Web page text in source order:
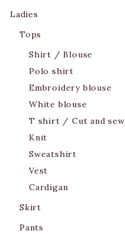
Ladies
Tops
Shirt / Blouse
Polo shirt
Embroidery blouse
White blouse
T shirt / Cut and sew
Knit
Sweatshirt
Vest
Cardigan
Skirt
Pants